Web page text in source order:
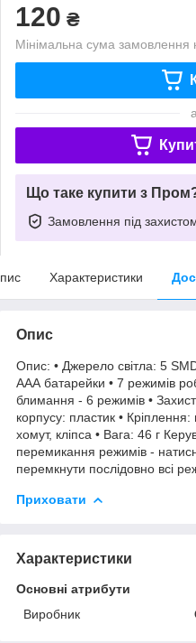
120 ₴
Мінімальна сума замовлення
Що таке купити з
Замовлення під
Характеристики
Опис
Опис: • Джерело світла: 5
ААА батарейки • 7 режимів
блимання - 6 режимів •
корпусу: пластик •
хомут, кліпса • Вага: 46 г
перемикання режимів -
перемкнути послідовно всі
Приховати
Характеристики
Основні атрибути
Виробник